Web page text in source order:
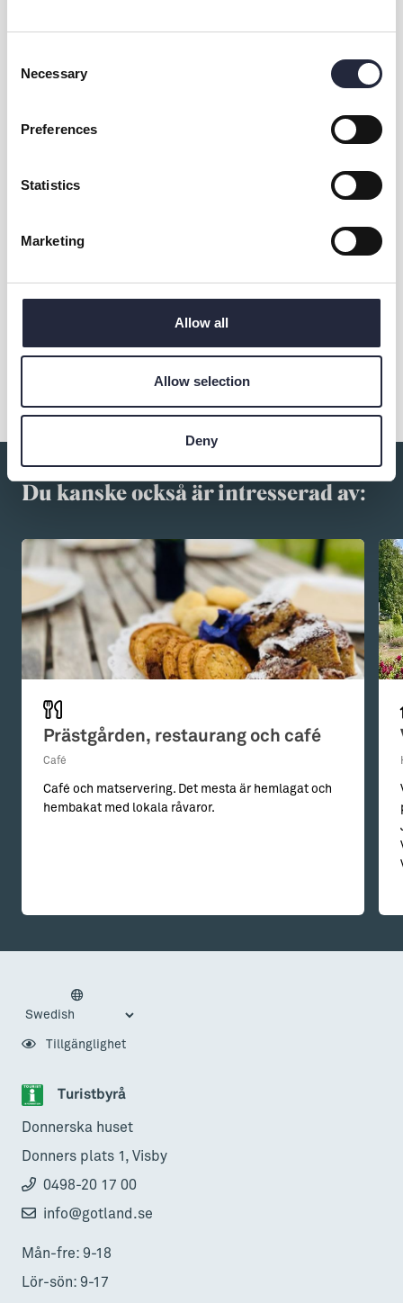
Selection
Necessary
Preferences
Statistics
Marketing
Allow all
Allow selection
Deny
Dela
Du kanske också är intresserad av:
Prästgården, restaurang och café
Café
Café och matservering. Det mesta är hemlagat och
hembakat med lokala råvaror.
Turistbyrå
Donnerska huset
Donners plats 1, Visby
0498-20 17 00
info@gotland.se
Mån-fre: 9-18
Lör-sön: 9-17
Tillgänglighet